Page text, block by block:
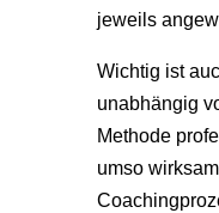
jeweils
Wichtig ist
unabhängig
Methode
umso